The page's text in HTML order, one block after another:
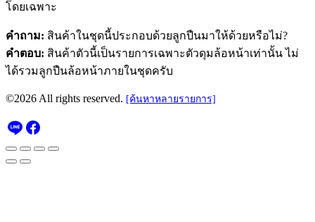
โดยเฉพาะ
คำถาม: สินค้าในชุดนี้ประกอบด้วยลูกปืนมาให้ด้วยหรือไม่?
คำตอบ: สินค้าตัวนี้เป็นรายการเฉพาะตัวดุมล้อหน้าเท่านั้น ไม่
ได้รวมลูกปืนล้อหน้าภายในชุดครับ
©2026 All rights reserved. [ค้นหาหลายรายการ]